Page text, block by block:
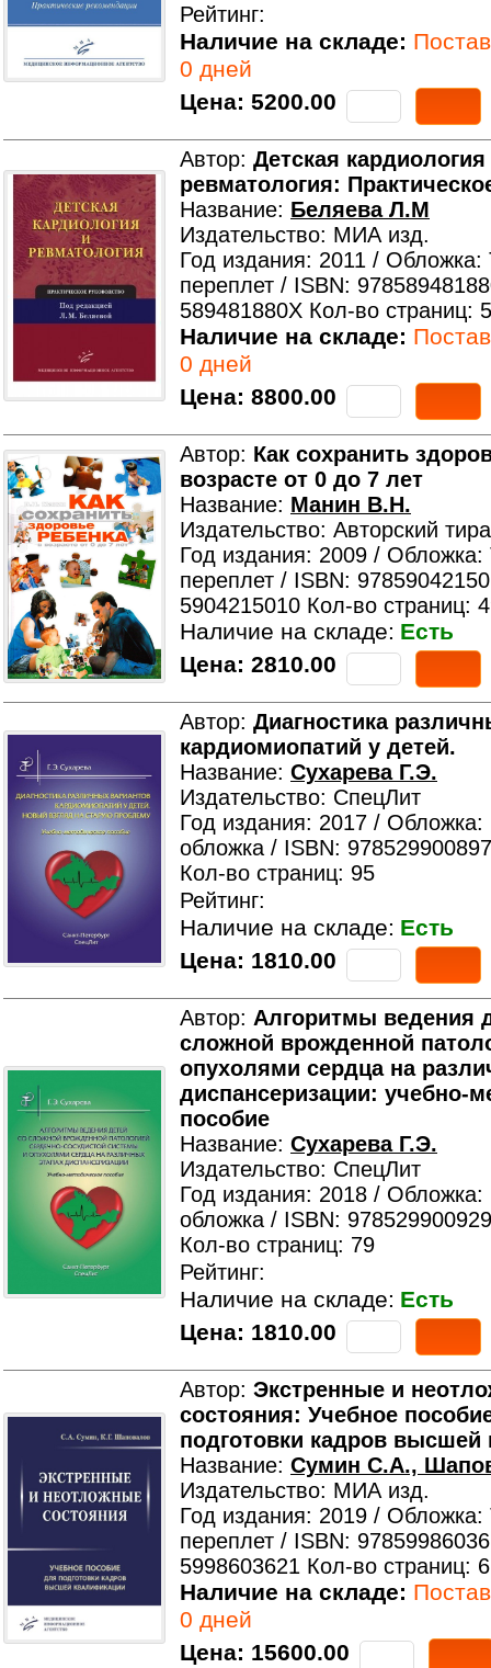
Рейтинг:
Наличие на складе:
0 дней
Цена: 5200.00
Автор: Детская кардиология
ревматология:
Название: Беляева Л.М
Издательство: МИА изд.
Год издания: 2011 / Обложка:
переплет / ISBN:
589481880X Кол-во страниц:
Наличие на складе:
0 дней
Цена: 8800.00
Автор: Как сохранить
возрасте от 0 до 7 лет
Название: Манин В.Н.
Издательство: Авторский
Год издания: 2009 /
переплет / ISBN:
5904215010 Кол-во страниц:
Наличие на складе: Есть
Цена: 2810.00
Автор: Диагностика
кардиомиопатий у детей.
Название: Сухарева Г.Э.
Издательство: СпецЛит
Год издания: 2017 / Обложка:
обложка / ISBN:
Кол-во страниц: 95
Рейтинг:
Наличие на складе: Есть
Цена: 1810.00
Автор: Алгоритмы ведения
сложной врожденной
опухолями сердца на
диспансеризации: учебно-
пособие
Название: Сухарева Г.Э.
Издательство: СпецЛит
Год издания: 2018 / Обложка:
обложка / ISBN:
Кол-во страниц: 79
Рейтинг:
Наличие на складе: Есть
Цена: 1810.00
Автор: Экстренные и
состояния: Учебное
подготовки кадров высшей
Название: Сумин С.А.,
Издательство: МИА изд.
Год издания: 2019 /
переплет / ISBN:
5998603621 Кол-во страниц:
Наличие на складе:
0 дней
Цена: 15600.00